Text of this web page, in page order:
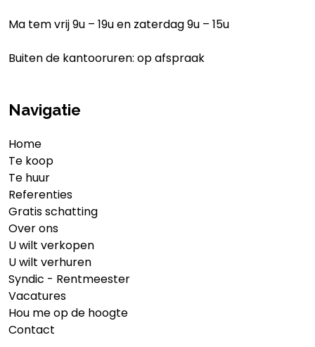
Ma tem vrij 9u – 19u en zaterdag 9u – 15u
Buiten de kantooruren: op afspraak
Navigatie
Home
Te koop
Te huur
Referenties
Gratis schatting
Over ons
U wilt verkopen
U wilt verhuren
Syndic - Rentmeester
Vacatures
Hou me op de hoogte
Contact